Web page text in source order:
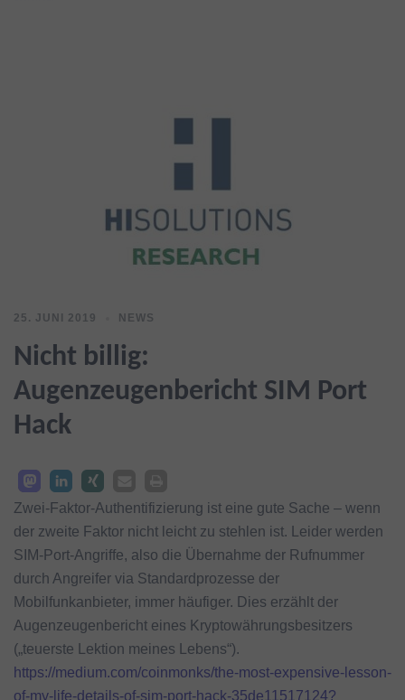
25. JUNI 2019 NEWS
Nicht billig:
Augenzeugenbericht SIM Port
Hack
Zwei-Faktor-Authentifizierung ist eine gute Sache – wenn
der zweite Faktor nicht leicht zu stehlen ist. Leider werden
SIM-Port-Angriffe, also die Übernahme der Rufnummer
durch Angreifer via Standardprozesse der
Mobilfunkanbieter, immer häufiger. Dies erzählt der
Augenzeugenbericht eines Kryptowährungsbesitzers
(„teuerste Lektion meines Lebens“).
https://medium.com/coinmonks/the-most-expensive-lesson-
of-my-life-details-of-sim-port-hack-35de11517124?